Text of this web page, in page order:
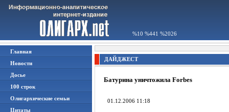
%10 %441 %2026
Главная
Новости
Досье
100 строк
Олигархические семьи
Цитаты
ДАЙДЖЕСТ
Батурина уничтожила Forbes
01.12.2006 11:18